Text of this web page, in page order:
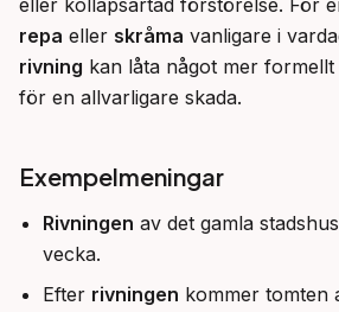
repa eller skråma
rivning kan låta något mer
för en allvarligare skada.
Exempelmeningar
Rivningen av det gamla
vecka.
Efter rivningen kommer tomten